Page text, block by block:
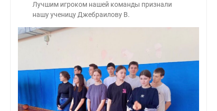
Лучшим игроком нашей команды признали
нашу ученицу Джебраилову В.